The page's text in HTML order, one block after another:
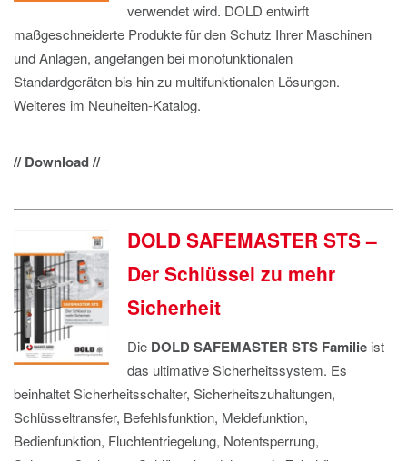
verwendet wird. DOLD entwirft
maßgeschneiderte Produkte für den Schutz Ihrer Maschinen
und Anlagen, angefangen bei monofunktionalen
Standardgeräten bis hin zu multifunktionalen Lösungen.
Weiteres im Neuheiten-Katalog.
// Download //
DOLD SAFEMASTER STS –
Der Schlüssel zu mehr
Sicherheit
Die DOLD SAFEMASTER STS Familieist
das ultimative Sicherheitssystem. Es
beinhaltet Sicherheitsschalter, Sicherheitszuhaltungen,
Schlüsseltransfer, Befehlsfunktion, Meldefunktion,
Bedienfunktion, Fluchtentriegelung, Notentsperrung,